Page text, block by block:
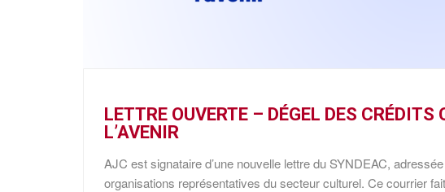
LETTRE OUVERTE – DÉGEL DES
L’AVENIR
AJC est signataire d’une nouvelle lettre du SYNDEAC,
organisations représentatives du secteur culturel. Ce courrier